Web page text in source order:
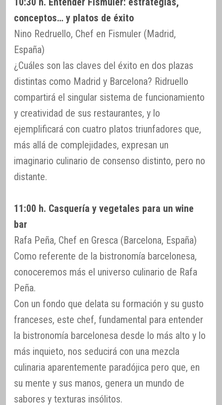
conceptos… y platos de éxito
Nino Redruello, Chef en Fismuler (Madrid,
España)
¿Cuáles son las claves del éxito en dos plazas
distintas como Madrid y Barcelona? Ridruello
compartirá el singular sistema de funcionamiento
y creatividad de sus restaurantes, y lo
ejemplificará con cuatro platos triunfadores que,
más allá de complejidades, expresan un
imaginario culinario de consenso distinto, pero no
distante.
11:00 h. Casquería y vegetales para un wine
bar
Rafa Peña, Chef en Gresca (Barcelona, España)
Como referente de la bistronomía barcelonesa,
conoceremos más el universo culinario de Rafa
Peña.
Con un fondo que delata su formación y su gusto
franceses, este chef, fundamental para entender
la bistronomía barcelonesa desde lo más alto y lo
más inquieto, nos seducirá con una mezcla
culinaria aparentemente paradójica pero que, en
su mente y sus manos, genera un mundo de
sabores y texturas insólitos.